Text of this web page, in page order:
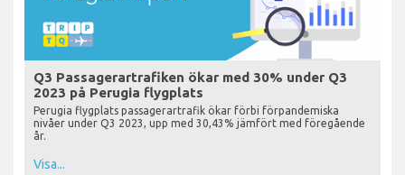
Q3 Passagerartrafiken ökar med 30% under Q3
2023 på Perugia flygplats
Perugia flygplats passagerartrafik ökar förbi förpandemiska
nivåer under Q3 2023, upp med 30,43% jämfört med föregående
år.
Visa...